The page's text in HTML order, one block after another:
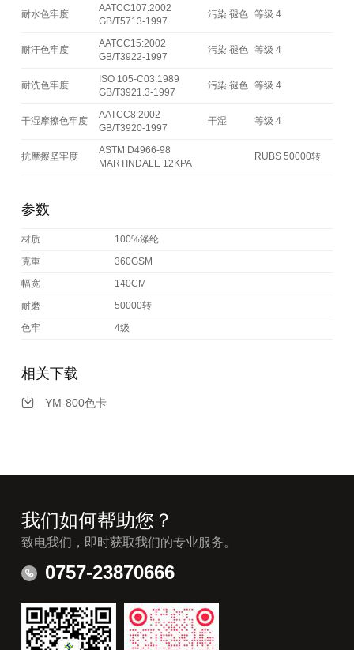
耐水色牢度
AATCC107:2002
GB/T5713-1997
污染 褪色 等级 4
耐汗色牢度
AATCC15:2002
GB/T3922-1997
污染 褪色 等级 4
耐洗色牢度
ISO 105-C03:1989
GB/T3921.3-1997
污染 褪色 等级 4
干湿摩擦色牢度
AATCC8:2002
GB/T3920-1997
干湿 等级 4
抗摩擦坚牢度
ASTM D4966-98
MARTINDALE 12KPA
RUBS 50000转
参数
材质
100%涤纶
克重
360GSM
幅宽
140CM
耐磨
50000转
色牢
4级
相关下载
YM-800色卡
我们如何帮助您？
致电我们，即时获取我们的专业服务。
0757-23870666